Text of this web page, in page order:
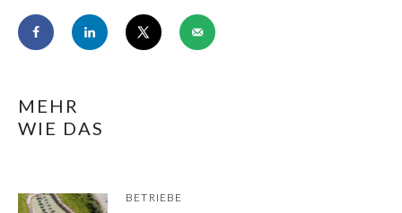
MEHR
WIE DAS
BETRIEBE